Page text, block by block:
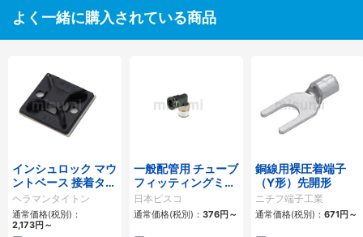
よく一緒に購入されている商品
インシュロック マウ
ントベース 接着タイ
プ
ヘラマンタイトン
通常価格(税別)：
2,173円～
一般配管用 チューブ
フィッティングミニ
タイプ エルボ
日本ピスコ
通常価格(税別)： 376円～
銅線用裸圧着端子
（Y形）先開形
ニチフ端子工業
通常価格(税別)： 671円～